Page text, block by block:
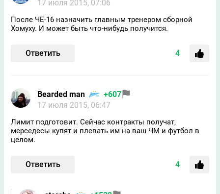
17 июля 2015, 07:06
После ЧЕ-16 назначить главным тренером сборной
Хомуху. И может быть что-нибудь получится.
Ответить 4
Bearded man
+607
17 июля 2015, 06:47
Лимит подготовит. Сейчас контракты получат,
мерседесы купят и плевать им на ваш ЧМ и футбол в
целом.
Ответить 4